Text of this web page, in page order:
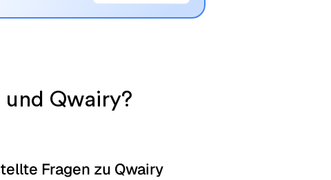
und Qwairy?
Fragen zu Qwairy